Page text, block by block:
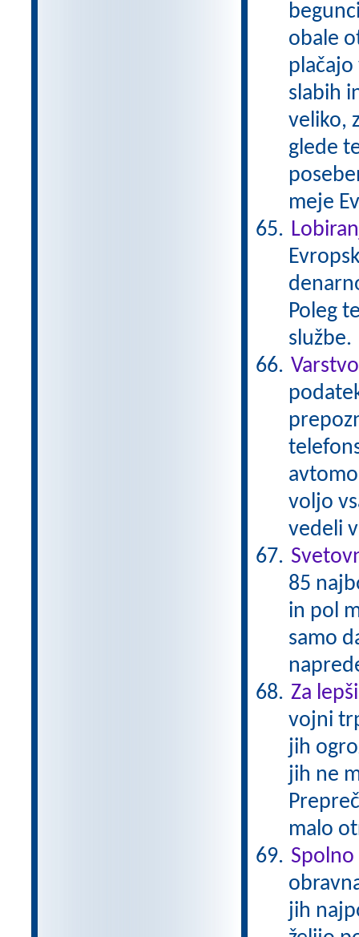
obale
slabih
veliko,
glede
meje
Poleg
službe.
voljo
vedeli
85
in pol
samo
Za
vojni
jih
jih ne
malo
jih